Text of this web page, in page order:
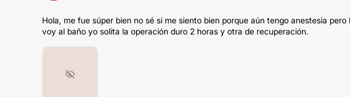
Hola, me fue súper bien no sé si me siento bien porque aún tengo anestesia
voy al baño yo solita la operación duro 2 horas y otra de recuperación.